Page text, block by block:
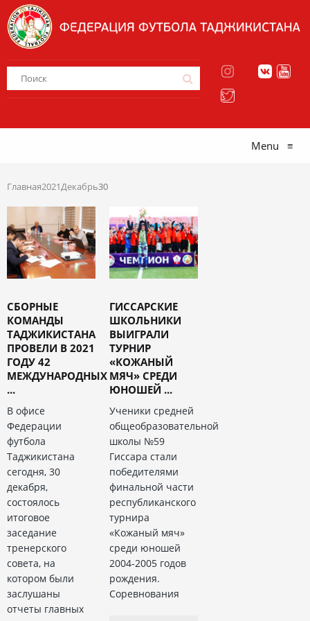
Menu ≡
Главная2021Декабрь30
СБОРНЫЕ
КОМАНДЫ
ТАДЖИКИСТАНА
ПРОВЕЛИ В 2021
ГОДУ 42
МЕЖДУНАРОДНЫХ
...
В офисе
Федерации
футбола
Таджикистана
сегодня, 30
декабря,
состоялось
итоговое
заседание
тренерского
совета, на
котором были
заслушаны
отчеты главных
ГИССАРСКИЕ
ШКОЛЬНИКИ
ВЫИГРАЛИ
ТУРНИР
«КОЖАНЫЙ
МЯЧ» СРЕДИ
ЮНОШЕЙ ...
Ученики средней
общеобразовательной
школы №59
Гиссара стали
победителями
финальной части
республиканского
турнира
«Кожаный мяч»
среди юношей
2004-2005 годов
рождения.
Соревнования